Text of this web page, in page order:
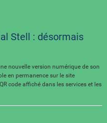
Stell : désormais
nouvelle version numérique de son
en permanence sur le site
code affiché dans les services et les